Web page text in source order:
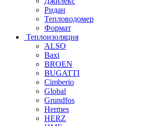
Ридан
Тепловодомер
Формат
Теплоизоляция
ALSO
Baxi
BROEN
BUGATTI
Cimberio
Global
Grundfos
Hermes
HERZ